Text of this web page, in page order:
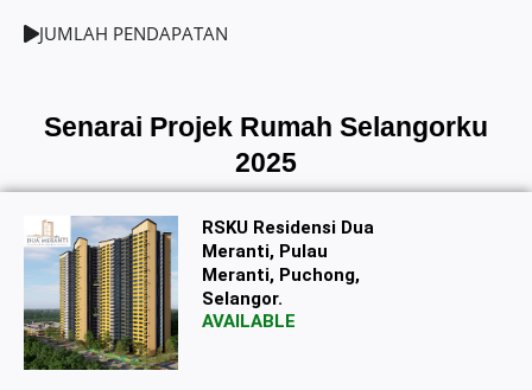
JUMLAH PENDAPATAN
Senarai Projek Rumah Selangorku
2025
RSKU Residensi Dua
Meranti, Pulau
Meranti, Puchong,
Selangor.
AVAILABLE